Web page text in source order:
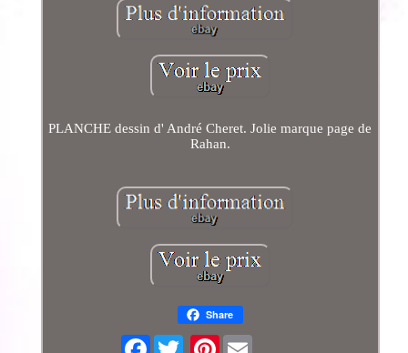
PLANCHE dessin d' André Cheret. Jolie marque page de
Rahan.
Share
Facebook Pinterest